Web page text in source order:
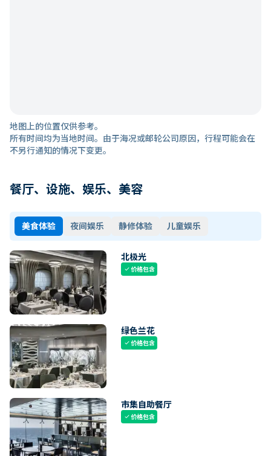
地图上的位置仅供参考。
所有时间均为当地时间。由于海况或邮轮公司原因，行程可能会在
不另行通知的情况下变更。
餐厅、设施、娱乐、美容
美食体验 夜间娱乐 静修体验 儿童娱乐
北极光
check价格包含
绿色兰花
check价格包含
市集自助餐厅
check价格包含